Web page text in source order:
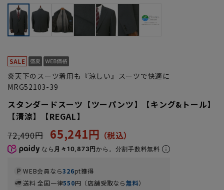
炎天下のスーツ着用も『涼しい』スーツで快適に
MRG52103-39
スタンダードスーツ【ツーパンツ】【キング&トール】
【清涼】【REGAL】
72,490円
65,241円
なら 月々10,873円から。分割手数料無料
WEB会員なら326pt獲得
送料 全国一律550円（店舗受取なら無料）